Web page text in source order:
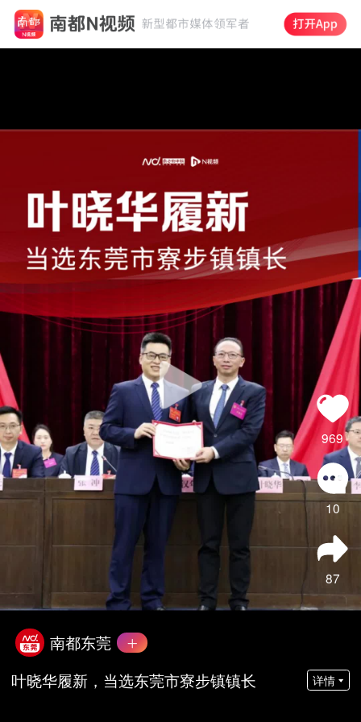
969
10
87
南都东莞
叶晓华履新，当选东莞市寮步镇镇长
详情